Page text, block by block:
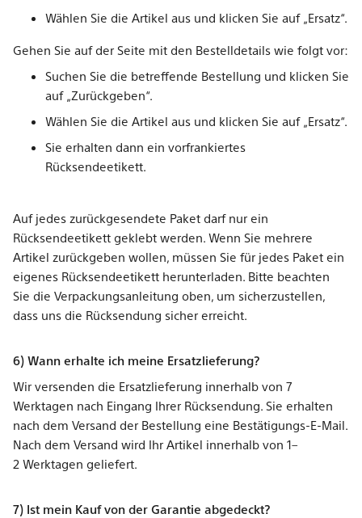
Wählen Sie die Artikel aus und klicken Sie auf „Ersatz“.
Gehen Sie auf der Seite mit den Bestelldetails wie folgt vor:
Suchen Sie die betreffende Bestellung und klicken Sie
auf „Zurückgeben“.
Wählen Sie die Artikel aus und klicken Sie auf „Ersatz“.
Sie erhalten dann ein vorfrankiertes
Rücksendeetikett.
Auf jedes zurückgesendete Paket darf nur ein
Rücksendeetikett geklebt werden. Wenn Sie mehrere
Artikel zurückgeben wollen, müssen Sie für jedes Paket ein
eigenes Rücksendeetikett herunterladen. Bitte beachten
Sie die Verpackungsanleitung oben, um sicherzustellen,
dass uns die Rücksendung sicher erreicht.
6) Wann erhalte ich meine Ersatzlieferung?
Wir versenden die Ersatzlieferung innerhalb von 7
Werktagen nach Eingang Ihrer Rücksendung. Sie erhalten
nach dem Versand der Bestellung eine Bestätigungs-E-Mail.
Nach dem Versand wird Ihr Artikel innerhalb von 1–
2 Werktagen geliefert.
7) Ist mein Kauf von der Garantie abgedeckt?